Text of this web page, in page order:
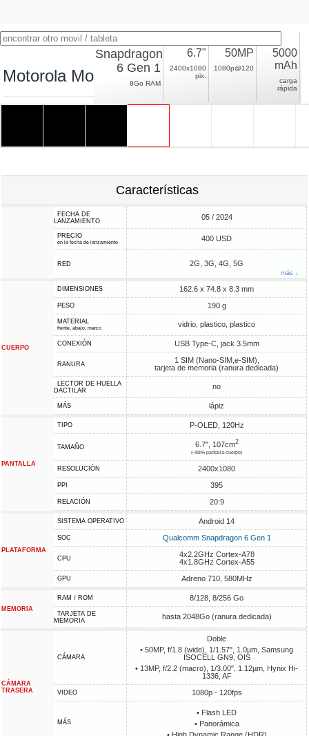
Motorola Moto G Stylus 5G (2024)
Snapdragon
6 Gen 1
8Go RAM
6.7"
2400x1080
pix.
50MP
1080p@120
5000
mAh
carga
rápida
Características
FECHA DE
LANZAMIENTO
05 / 2024
PRECIO
en la fecha de lanzamiento 400 USD
RED 2G, 3G, 4G, 5G
más ↓
CUERPO
DIMENSIONES 162.6 x 74.8 x 8.3 mm
PESO 190 g
MATERIAL
frente, abajo, marco vidrio, plastico, plastico
CONEXIÓN USB Type-C, jack 3.5mm
RANURA
1 SIM (Nano-SIM,e-SIM),
tarjeta de memoria (ranura dedicada)
LECTOR DE HUELLA
DACTILAR
no
MÁS lápiz
PANTALLA
TIPO P-OLED, 120Hz
TAMAÑO 6.7", 107cm2
(~88% pantalla-cuerpo)
RESOLUCIÓN 2400x1080
PPI 395
RELACIÓN 20:9
PLATAFORMA
SISTEMA OPERATIVO Android 14
SOC Qualcomm Snapdragon 6 Gen 1
CPU
4x2.2GHz Cortex-A78
4x1.8GHz Cortex-A55
GPU Adreno 710, 580MHz
MEMORIA
RAM / ROM 8/128, 8/256 Go
TARJETA DE
MEMORIA
hasta 2048Go (ranura dedicada)
CÁMARA
TRASERA
CÁMARA
Doble
• 50MP, f/1.8 (wide), 1/1.57", 1.0µm, Samsung
ISOCELL GN9, OIS
• 13MP, f/2.2 (macro), 1/3.00", 1.12µm, Hynix Hi-
1336, AF
VIDEO 1080p - 120fps
MÁS
• Flash LED
• Panorámica